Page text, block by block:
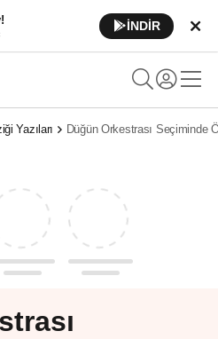
İNDİR
Yazıları Düğün Orkestrası Seçiminde